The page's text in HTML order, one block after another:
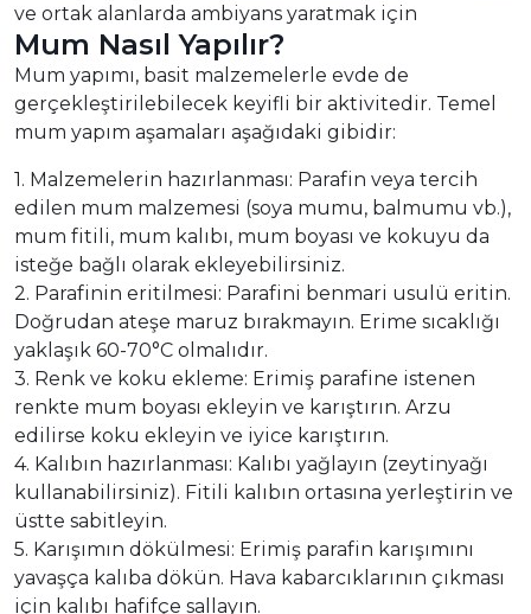
ve ortak alanlarda ambiyans yaratmak için
Mum Nasıl Yapılır?
Mum yapımı, basit malzemelerle evde de
gerçekleştirilebilecek keyifli bir aktivitedir. Temel
mum yapım aşamaları aşağıdaki gibidir:
1. Malzemelerin hazırlanması: Parafin veya tercih
edilen mum malzemesi (soya mumu, balmumu vb.),
mum fitili, mum kalıbı, mum boyası ve kokuyu da
isteğe bağlı olarak ekleyebilirsiniz.
2. Parafinin eritilmesi: Parafini benmari usulü eritin.
Doğrudan ateşe maruz bırakmayın. Erime sıcaklığı
yaklaşık 60-70°C olmalıdır.
3. Renk ve koku ekleme: Erimiş parafine istenen
renkte mum boyası ekleyin ve karıştırın. Arzu
edilirse koku ekleyin ve iyice karıştırın.
4. Kalıbın hazırlanması: Kalıbı yağlayın (zeytinyağı
kullanabilirsiniz). Fitili kalıbın ortasına yerleştirin ve
üstte sabitleyin.
5. Karışımın dökülmesi: Erimiş parafin karışımını
yavaşça kalıba dökün. Hava kabarcıklarının çıkması
için kalıbı hafifçe sallayın.